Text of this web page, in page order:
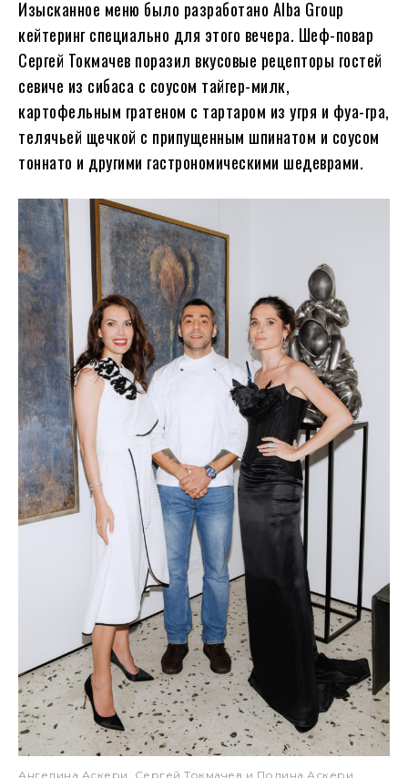
Изысканное меню было разработано Alba Group
кейтеринг специально для этого вечера. Шеф-повар
Сергей Токмачев поразил вкусовые рецепторы гостей
севиче из сибаса с соусом тайгер-милк,
картофельным гратеном с тартаром из угря и фуа-гра,
телячьей щечкой с припущенным шпинатом и соусом
тоннато и другими гастрономическими шедеврами.
Ангелина Аскери, Сергей Токмачев и Полина Аскери